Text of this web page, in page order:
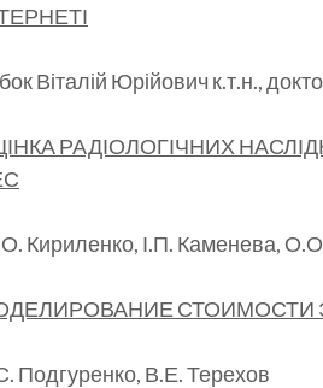
Віталій Юрійович к.т.н.,
РАДІОЛОГІЧНИХ
Кириленко, І.П. Каменева,
СТОИМОСТИ
Подгуренко, В.Е. Терехов